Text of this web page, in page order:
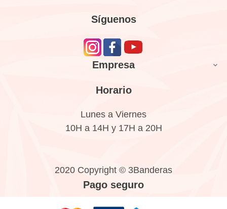
Síguenos
Empresa 
Horario
Lunes a Viernes
10H a 14H y 17H a 20H
2020 Copyright © 3Banderas
Pago seguro